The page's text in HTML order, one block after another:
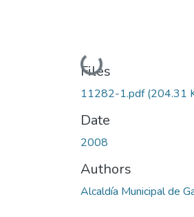
Loading...
Files
11282-1.pdf(204.31
Date
2008
Authors
Alcaldía Municipal de